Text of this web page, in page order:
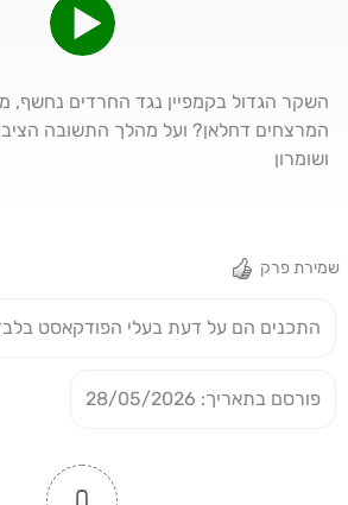
השקר הגדול בקמפיין נגד החרדים נחשף,
המרצחים דחלאן? ועל מהלך התשובה
ושומרון
שמירת פרק
התכנים הם על דעת בעלי הפודקאסט
פורסם בתאריך: 28/05/2026